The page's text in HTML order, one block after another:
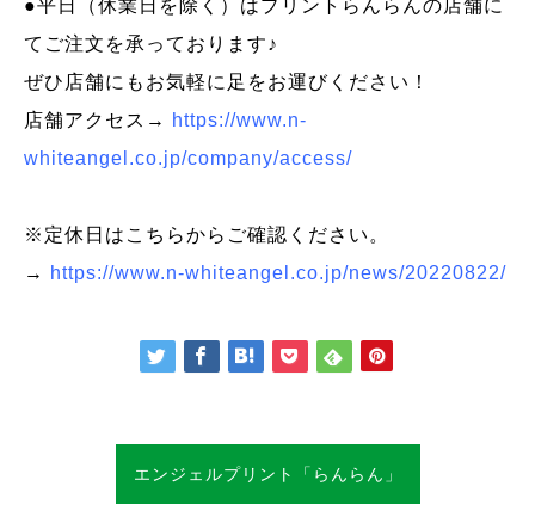
●平日（休業日を除く）はプリントらんらんの店舗に
てご注文を承っております♪
ぜひ店舗にもお気軽に足をお運びください！
店舗アクセス→
https://www.n-
whiteangel.co.jp/company/access/
※定休日はこちらからご確認ください。
→
https://www.n-whiteangel.co.jp/news/20220822/
エンジェルプリント「らんらん」